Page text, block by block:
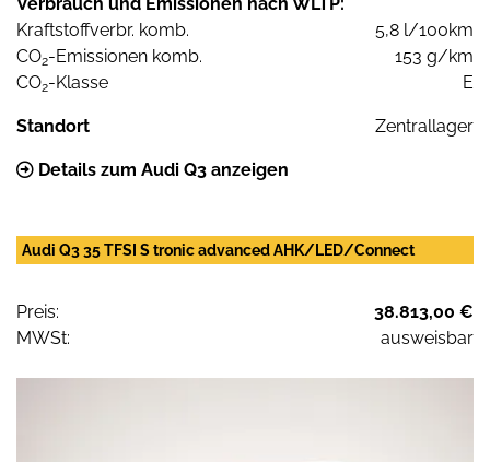
Kraftstoffverbr. komb.
5,8 l/100km
CO2-Emissionen komb.
153 g/km
CO2-Klasse E
Standort Zentrallager
Details zum Audi Q3 anzeigen
Audi Q3 35 TFSI S tronic advanced AHK/LED/Connect
Preis:
38.813,00 €
MWSt:
ausweisbar